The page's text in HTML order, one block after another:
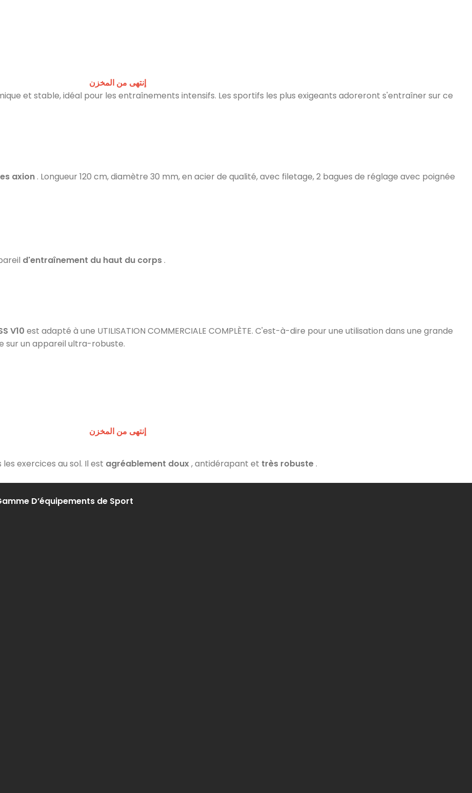
إنتهى من المخزن
et stable, idéal pour les entraînements intensifs. Les sportifs les plus exigeants adoreront s'entraîner sur ce
axion . Longueur 120 cm, diamètre 30 mm, en acier de qualité, avec filetage, 2 bagues de réglage avec poignée
d'entraînement du haut du corps .
V10 est adapté à une UTILISATION COMMERCIALE COMPLÈTE. C'est-à-dire pour une utilisation dans une grande
sur un appareil ultra-robuste.
إنتهى من المخزن
exercices au sol. Il est agréablement doux, antidérapant et très robuste .
D’équipements de Sport